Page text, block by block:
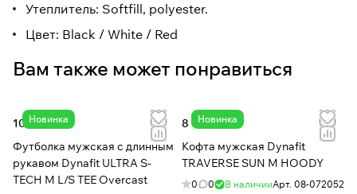
Утеплитель: Softfill, polyester.
Цвет: Black / White / Red
Вам также может понравиться
Новинка
10 080 сом
Футболка мужская с длинным
рукавом Dynafit ULTRA S-
TECH M L/S TEE Overcast
Новинка
8 060 сом
Кофта мужская Dynafit
TRAVERSE SUN M HOODY
0 0 В наличииАрт. 08-072052